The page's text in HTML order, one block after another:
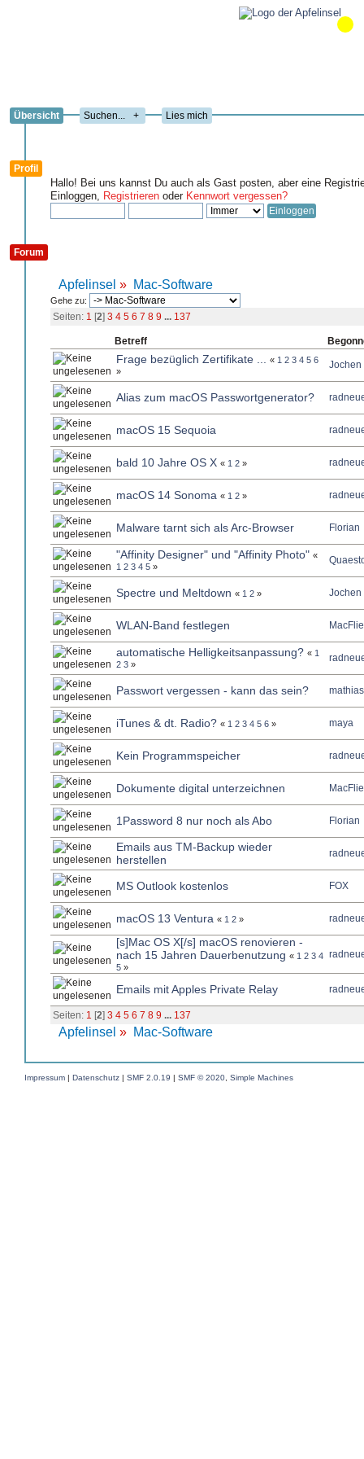
Übersicht + Lies mich
Profil
Hallo! Bei uns kannst Du auch als Gast posten, aber eine
Einloggen, Registrieren oder Kennwort vergessen?
Forum
Apfelinsel » Mac-Software
Gehe zu:
Seiten: 1 [2] 3 4 5 6 7 8 9 ... 137
Betreff
Frage bezüglich Zertifikate ... « 1 2 3 4 5 6
»
Jochen
Alias zum macOS Passwortgenerator?
macOS 15 Sequoia
bald 10 Jahre OS X « 1 2 »
macOS 14 Sonoma « 1 2 »
Malware tarnt sich als Arc-Browser Florian
"Affinity Designer" und "Affinity Photo" «
1 2 3 4 5 »
Spectre und Meltdown « 1 2 » Jochen
WLAN-Band festlegen
automatische Helligkeitsanpassung? « 1
2 3 »
Passwort vergessen - kann das sein? mathias
iTunes & dt. Radio? « 1 2 3 4 5 6 » maya
Kein Programmspeicher
Dokumente digital unterzeichnen
1Password 8 nur noch als Abo Florian
Emails aus TM-Backup wieder
herstellen
MS Outlook kostenlos FOX
macOS 13 Ventura « 1 2 »
[s]Mac OS X[/s] macOS renovieren -
nach 15 Jahren Dauerbenutzung « 1 2 3 4
5 »
Emails mit Apples Private Relay
Seiten: 1 [2] 3 4 5 6 7 8 9 ... 137
Apfelinsel » Mac-Software
Impressum Datenschutz SMF 2.0.19 SMF © 2020, Simple Machines